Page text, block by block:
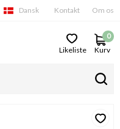
Kontakt Om os
Dansk
Kurv
0
Likeliste